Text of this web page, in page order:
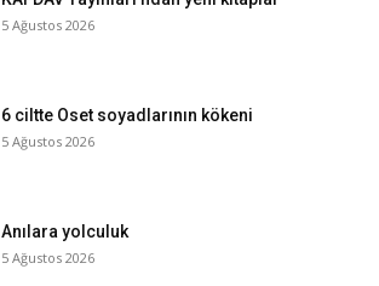
5 Ağustos 2026
6 ciltte Oset soyadlarının kökeni
5 Ağustos 2026
Anılara yolculuk
5 Ağustos 2026